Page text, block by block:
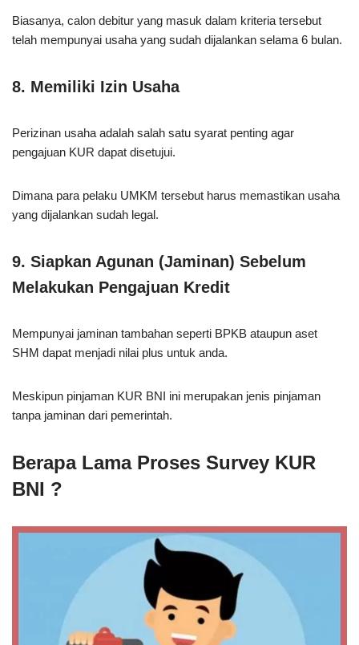
Biasanya, calon debitur yang masuk dalam kriteria tersebut
telah mempunyai usaha yang sudah dijalankan selama 6 bulan.
8. Memiliki Izin Usaha
Perizinan usaha adalah salah satu syarat penting agar
pengajuan KUR dapat disetujui.
Dimana para pelaku UMKM tersebut harus memastikan usaha
yang dijalankan sudah legal.
9. Siapkan Agunan (Jaminan) Sebelum
Melakukan Pengajuan Kredit
Mempunyai jaminan tambahan seperti BPKB ataupun aset
SHM dapat menjadi nilai plus untuk anda.
Meskipun pinjaman KUR BNI ini merupakan jenis pinjaman
tanpa jaminan dari pemerintah.
Berapa Lama Proses Survey KUR
BNI ?